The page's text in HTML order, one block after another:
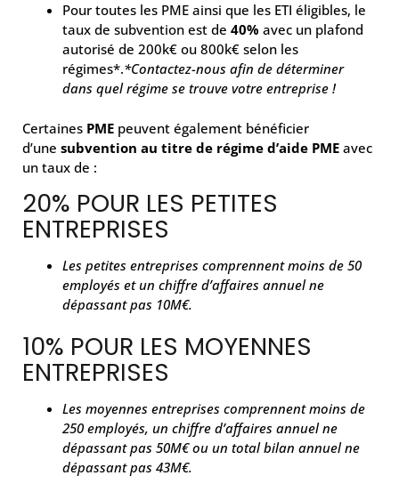
Pour toutes les PME ainsi que les ETI éligibles, le
taux de subvention est de 40% avec un plafond
autorisé de 200k€ ou 800k€ selon les
régimes*.*Contactez-nous afin de déterminer
dans quel régime se trouve votre entreprise !
Certaines PME peuvent également bénéficier
d’une subvention au titre de régime d’aide PME avec
un taux de :
20% POUR LES PETITES
ENTREPRISES
Les petites entreprises comprennent moins de 50
employés et un chiffre d’affaires annuel ne
dépassant pas 10M€.
10% POUR LES MOYENNES
ENTREPRISES
Les moyennes entreprises comprennent moins de
250 employés, un chiffre d’affaires annuel ne
dépassant pas 50M€ ou un total bilan annuel ne
dépassant pas 43M€.